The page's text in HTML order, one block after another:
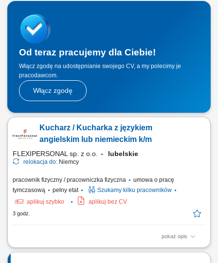
szlifowanie i szpachlowanie. Malowanie wnętrz oraz fasad budynków.
Realizacja prac elewacyjnych i dociepleniowych dla obiektów
budowlanych. Praca zgodnie z projektem oraz...
Od teraz pracujemy dla Ciebie!
Włącz zgodę na udostępnianie swojego CV, a my polecimy je
pracodawcom.
Włącz zgodę
Kucharz / Kucharka z językiem
angielskim lub niemieckim k/m
FLEXIPERSONAL sp. z o.o. lubelskie
relokacja do: Niemcy
pracownik fizyczny / pracowniczka fizyczna
umowa o pracę
tymczasową
pełny etat
Szukamy kilku pracowników
aplikuj szybko
aplikuj bez CV
3 godz.
pokaż opis
Opis stanowiska Kompleksowe przyrządzanie oraz estetyczne